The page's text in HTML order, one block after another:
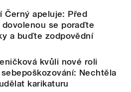
Černý apeluje: Před
se poraďte
a buďte zodpovědní
kvůli nové roli
Nechtěla
karikaturu